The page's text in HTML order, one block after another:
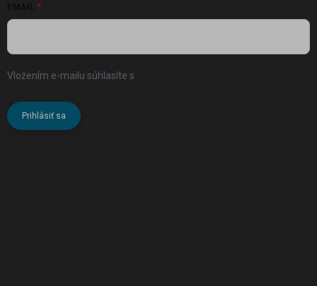
Vložením e-mailu súhlasíte s
Prihlásiť sa